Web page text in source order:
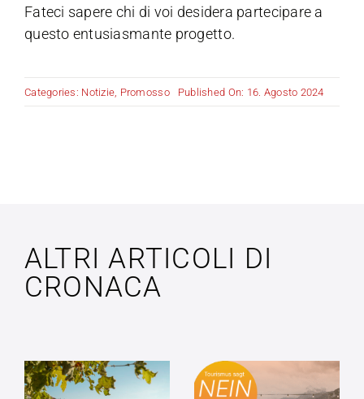
Fateci sapere chi di voi desidera partecipare a
questo entusiasmante progetto.
Categories: Notizie Promosso Published On: 16. Agosto 2024
ALTRI ARTICOLI DI
CRONACA